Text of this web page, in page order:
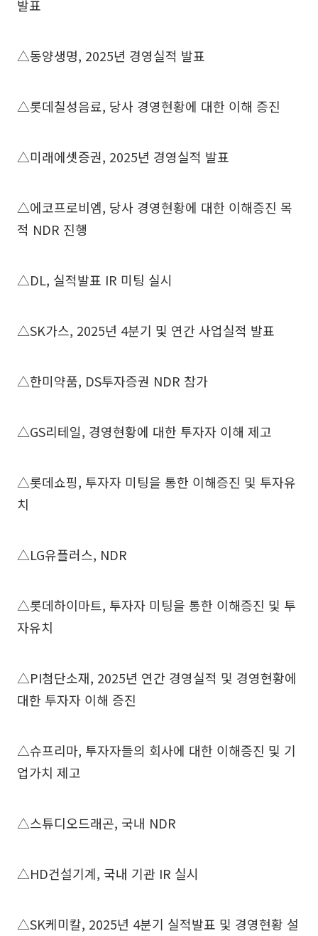
발표
△동양생명, 2025년 경영실적 발표
△롯데칠성음료, 당사 경영현황에 대한 이해 증진
△미래에셋증권, 2025년 경영실적 발표
△에코프로비엠, 당사 경영현황에 대한 이해증진 목
적 NDR 진행
△DL, 실적발표 IR 미팅 실시
△SK가스, 2025년 4분기 및 연간 사업실적 발표
△한미약품, DS투자증권 NDR 참가
△GS리테일, 경영현황에 대한 투자자 이해 제고
△롯데쇼핑, 투자자 미팅을 통한 이해증진 및 투자유
치
△LG유플러스, NDR
△롯데하이마트, 투자자 미팅을 통한 이해증진 및 투
자유치
△PI첨단소재, 2025년 연간 경영실적 및 경영현황에
대한 투자자 이해 증진
△슈프리마, 투자자들의 회사에 대한 이해증진 및 기
업가치 제고
△스튜디오드래곤, 국내 NDR
△HD건설기계, 국내 기관 IR 실시
△SK케미칼, 2025년 4분기 실적발표 및 경영현황 설